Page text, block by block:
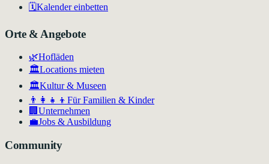
🗓️Kalender einbetten
Orte & Angebote
🌿Hofläden
🏛️Locations mieten
🏛Kultur & Museen
👨‍👩‍👧‍👦 Für Familien & Kinder
🏢 Unternehmen
💼Jobs & Ausbildung
Community